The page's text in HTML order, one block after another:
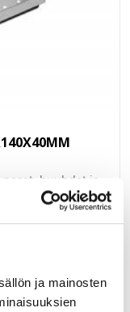
ja mainosten
peset, huuhdot ja
modernisti
altaat, Lagom-